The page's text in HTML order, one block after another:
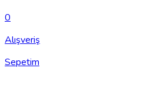
0
Alışveriş
Sepetim